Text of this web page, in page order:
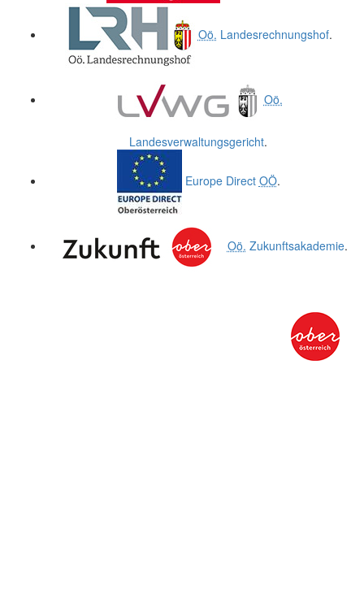
Oö. Landesrechnungshof.
Oö.
Landesverwaltungsgericht.
Europe Direct OÖ.
Oö. Zukunftsakademie.